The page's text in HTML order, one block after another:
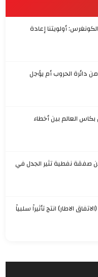
وارش في أول شهادة أمام الكونغرس: أولويتنا إعادة
اتفاق الإطار... هل يخرج لبنان من دائرة الحروب أم يؤجل
نظريات التآمر تلاحق الأرجنتين بكاس العالم بين أخطاء
قبيل زيارة الزيدي الى واشنطن صفقة نفطية تثير الجدل في
نقيب المقاولين مارون الحلو (الاتفاق الاطار) انتج تأثيراً سلبياً